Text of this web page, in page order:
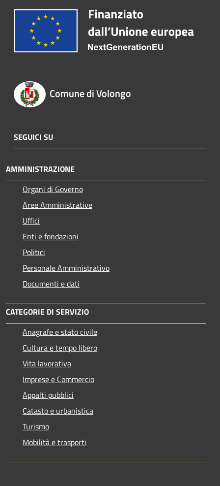
Comune di Volongo
SEGUICI SU
AMMINISTRAZIONE
Organi di Governo
Aree Amministrative
Uffici
Enti e fondazioni
Politici
Personale Amministrativo
Documenti e dati
CATEGORIE DI SERVIZIO
Anagrafe e stato civile
Cultura e tempo libero
Vita lavorativa
Imprese e Commercio
Appalti pubblici
Catasto e urbanistica
Turismo
Mobilità e trasporti